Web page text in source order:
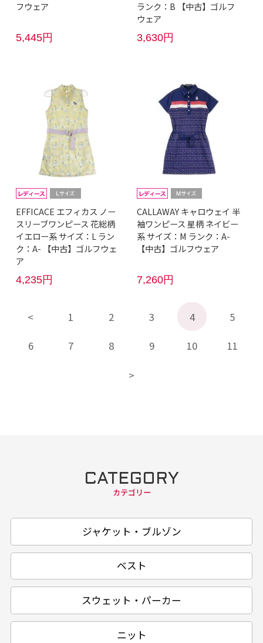
フウェア
5,445円
ランク：B 【中古】ゴルフ
ウェア
3,630円
EFFICACE エフィカス ノー
スリーブワンピース 花総柄
イエロー系 サイズ：L ラン
ク：A- 【中古】ゴルフウェ
ア
4,235円
CALLAWAY キャロウェイ 半
袖ワンピース 星柄 ネイビー
系 サイズ：M ランク：A-
【中古】ゴルフウェア
7,260円
1 2 3 4 5
6 7 8 9 10 11
CATEGORY
カテゴリー
ジャケット・ブルゾン
ベスト
スウェット・パーカー
ニット